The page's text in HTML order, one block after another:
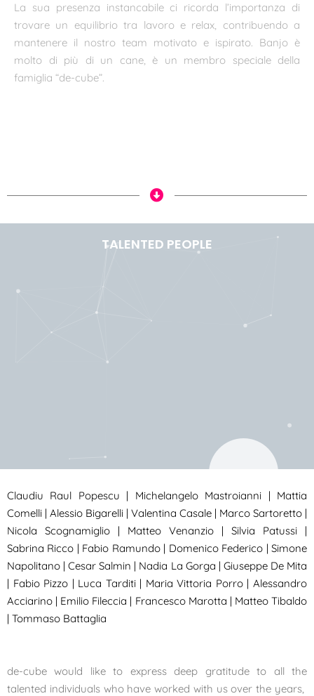
La sua presenza instancabile ci ricorda l’importanza di
trovare un equilibrio tra lavoro e relax, contribuendo a
mantenere il nostro team motivato e ispirato. Banjo è
molto di più di un cane, è un membro speciale della
famiglia “de-cube”.
TALENTED PEOPLE
Claudiu Raul Popescu | Michelangelo Mastroianni | Mattia
Comelli | Alessio Bigarelli | Valentina Casale | Marco Sartoretto |
Nicola Scognamiglio | Matteo Venanzio | Silvia Patussi |
Sabrina Ricco | Fabio Ramundo | Domenico Federico | Simone
Napolitano | Cesar Salmin | Nadia La Gorga | Giuseppe De Mita
| Fabio Pizzo | Luca Tarditi | Maria Vittoria Porro | Alessandro
Acciarino | Emilio Fileccia | Francesco Marotta | Matteo Tibaldo
| Tommaso Battaglia
de-cube would like to express deep gratitude to all the
talented individuals who have worked with us over the years,